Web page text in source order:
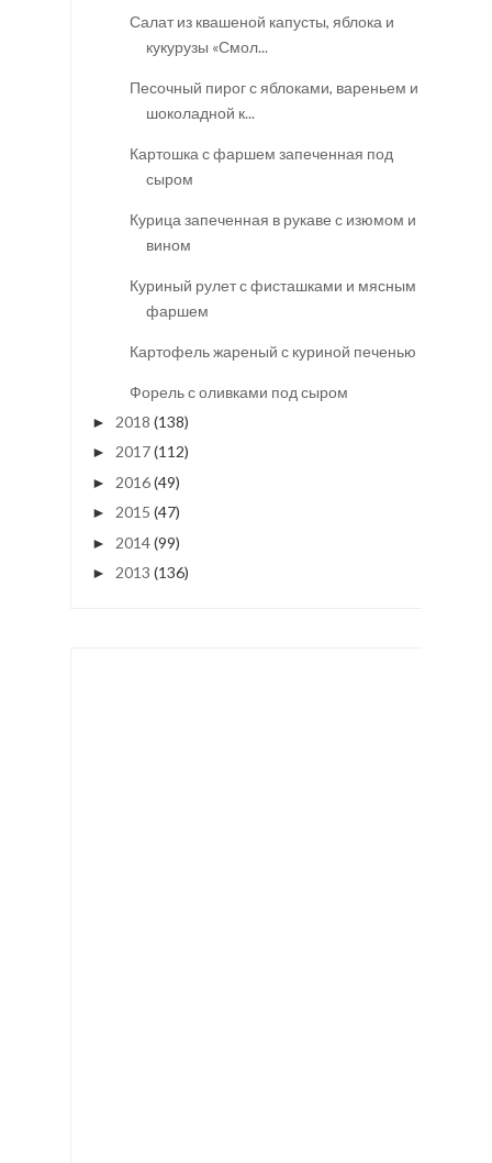
Салат из квашеной капусты, яблока и
кукурузы «Смол...
Песочный пирог с яблоками, вареньем и
шоколадной к...
Картошка с фаршем запеченная под
сыром
Курица запеченная в рукаве с изюмом и
вином
Куриный рулет с фисташками и мясным
фаршем
Картофель жареный с куриной печенью
Форель с оливками под сыром
► 2018 (138)
► 2017(112)
► 2016(49)
► 2015 (47)
► 2014(99)
► 2013 (136)